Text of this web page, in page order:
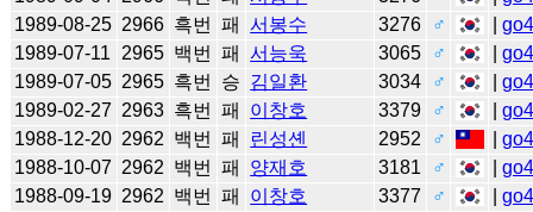
1989-08-25 2966 흑번 패 서봉수 3276 ♂ |
1989-07-11
2965 백번 패 서능욱 3065 ♂ |
1989-07-05 2965 흑번 승 김일환 3034 ♂ |
1989-02-27 2963 흑번 패 이창호 3379 ♂ |
1988-12-20 2962 백번 패 린성셴 2952 ♂ |
1988-10-07 2962 백번 패 양재호 3181 ♂ |
1988-09-19 2962 백번 패 이창호 3377 ♂ |